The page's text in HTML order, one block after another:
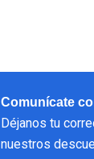
Comunícate
Déjanos tu
nuestros